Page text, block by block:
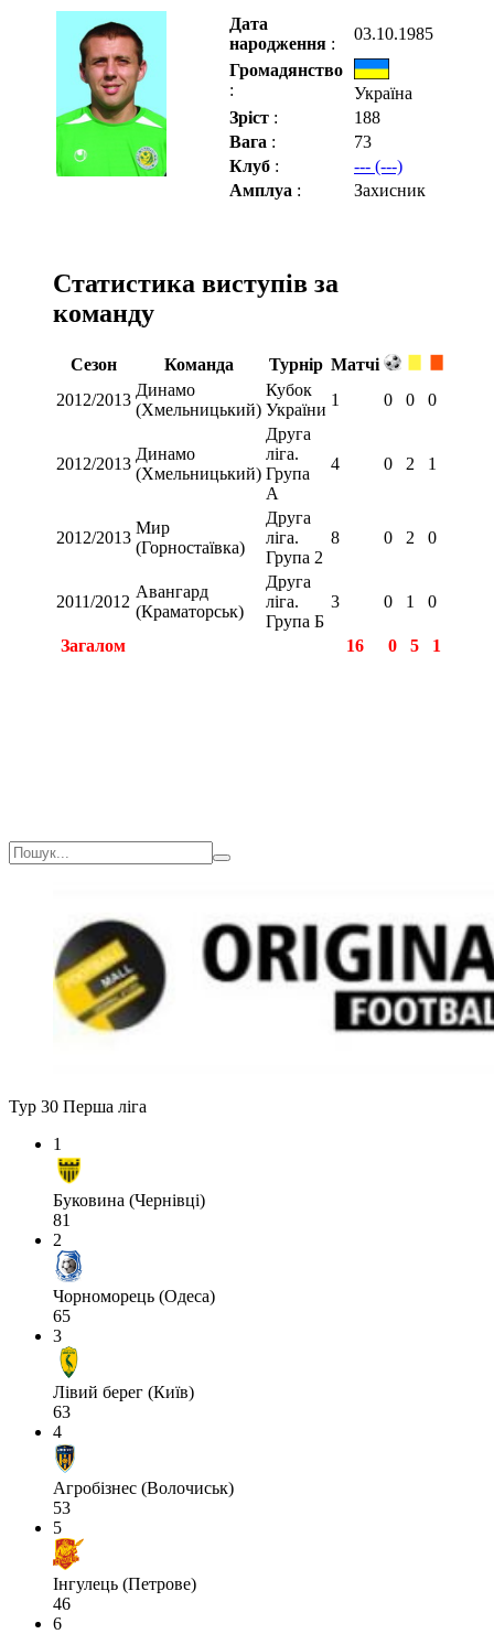
Дата
народження :
03.10.1985
Громадянство
:
Україна
Зріст :
188
Вага :
73
Клуб :
--- (---)
Амплуа : Захисник
Статистика виступів за
команду
Сезон Команда Турнір Матчі
2012/2013
Динамо
(Хмельницький)
Кубок
України
1 0 0 0
2012/2013
Динамо
(Хмельницький)
Друга
ліга.
Група
А
4 0 2 1
2012/2013
Мир
(Горностаївка)
Друга
ліга.
Група 2
8 0 2 0
2011/2012
Авангард
(Краматорськ)
Друга
ліга.
Група Б
3 0 1 0
Загалом 16 0 5 1
Тур 30 Перша ліга
1
Буковина (Чернівці)
81
2
Чорноморець (Одеса)
65
3
Лівий берег (Київ)
63
4
Агробізнес (Волочиськ)
53
5
Інгулець (Петрове)
46
6